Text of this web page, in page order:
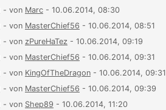
- von Marc - 10.06.2014, 08:30
- von MasterChief56 - 10.06.2014, 08:51
- von zPureHaTez - 10.06.2014, 09:19
- von MasterChief56 - 10.06.2014, 09:31
- von KingOfTheDragon - 10.06.2014, 09:31
- von MasterChief56 - 10.06.2014, 09:39
- von Shep89 - 10.06.2014, 11:20